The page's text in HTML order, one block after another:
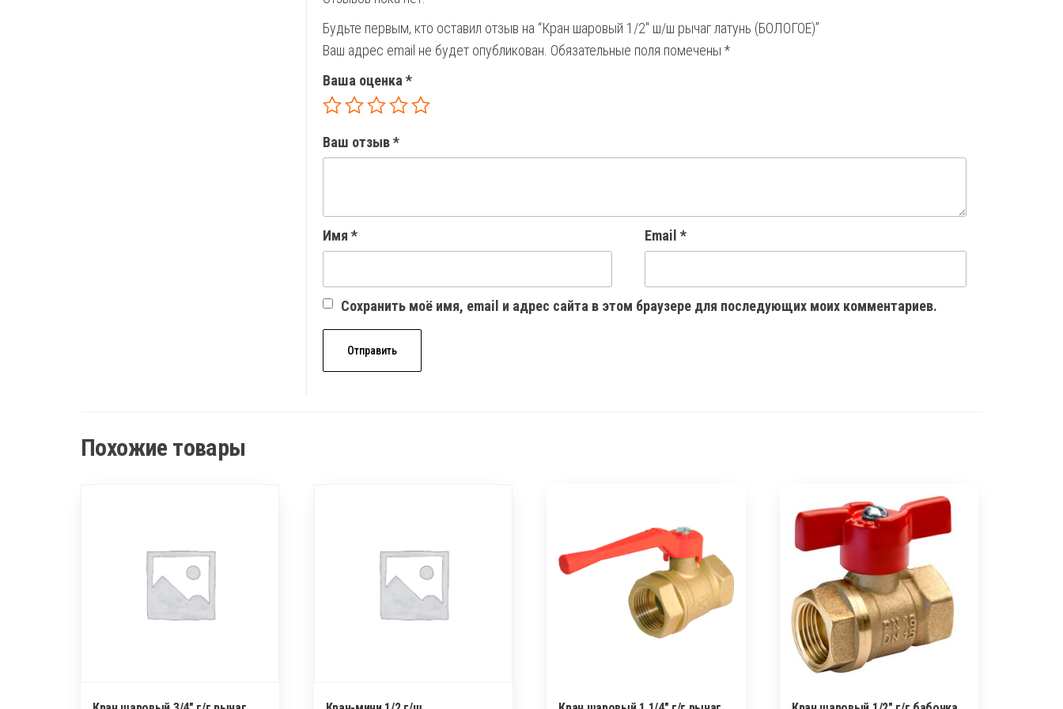
Будьте первым, кто оставил отзыв на “Кран шаровый 1/2″ ш/ш рычаг латунь (БОЛОГОЕ)”
Ваш адрес email не будет опубликован. Обязательные поля помечены *
Ваша оценка *
Ваш отзыв*
Имя * Email *
Сохранить моё имя, email и адрес сайта в этом браузере для последующих моих комментариев.
Похожие товары